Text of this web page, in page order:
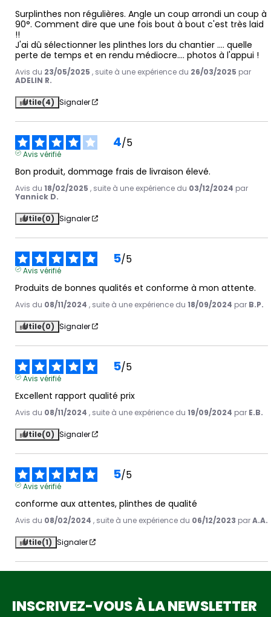
Surplinthes non régulières. Angle un coup arrondi un coup à
90°. Comment dire que une fois bout à bout c'est très laid
!!
J'ai dû sélectionner les plinthes lors du chantier .... quelle
perte de temps et en rendu médiocre.... photos à l'appui !
Avis du 23/05/2025 , suite à une expérience du 26/03/2025 par
ADELIN R.
Utile(4) Signaler
4/5
Avis vérifié
Bon produit, dommage frais de livraison élevé.
Avis du 18/02/2025 , suite à une expérience du 03/12/2024 par
Yannick D.
Utile(0) Signaler
5/5
Avis vérifié
Produits de bonnes qualités et conforme à mon attente.
Avis du 08/11/2024 , suite à une expérience du 18/09/2024 par B.P.
Utile(0) Signaler
5/5
Avis vérifié
Excellent rapport qualité prix
Avis du 08/11/2024 , suite à une expérience du 19/09/2024 par E.B.
Utile(0) Signaler
5/5
Avis vérifié
conforme aux attentes, plinthes de qualité
Avis du 08/02/2024 , suite à une expérience du 06/12/2023 parA.A.
Utile(1) Signaler
INSCRIVEZ-VOUS À LA NEWSLETTER